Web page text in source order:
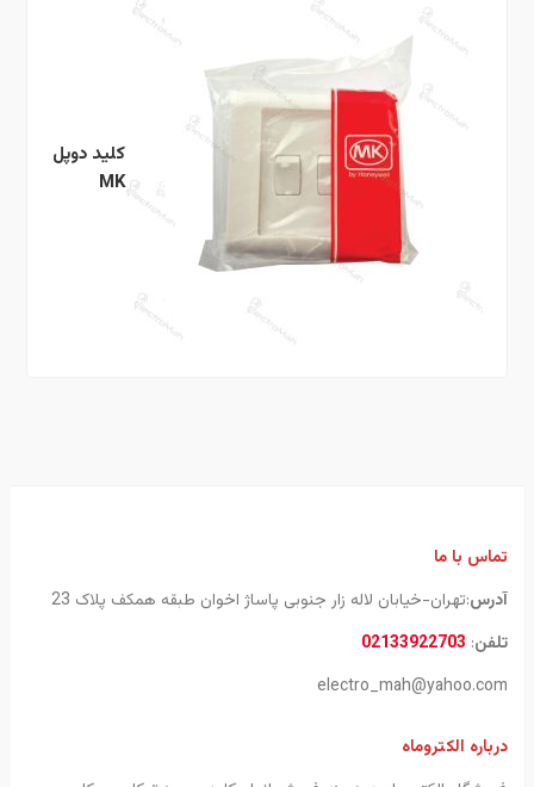
کلید دوپل
MK
تماس با ما
آدرس:تهران-خیابان لاله زار جنوبی پاساژ اخوان طبقه همکف پلاک 23
تلفن:
02133922703
electro_mah@yahoo.com
درباره الکتروماه